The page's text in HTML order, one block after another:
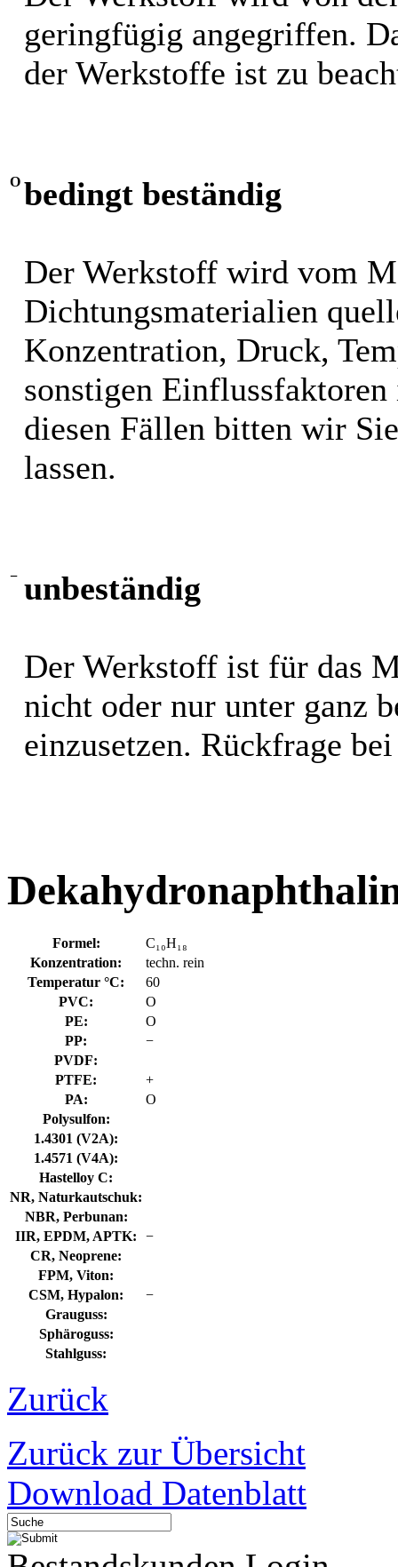
geringfügig angegriffen.
der Werkstoffe ist zu
O bedingt beständig
Der Werkstoff wird vom
Dichtungsmaterialien
Konzentration, Druck,
sonstigen
diesen Fällen bitten wir
lassen.
− unbeständig
Der Werkstoff ist für das
nicht oder nur unter ganz
einzusetzen. Rückfrage
Formel:
C₁₀H₁₈
Konzentration:
techn. rein
Temperatur °C:
60
PVC:
O
PE:
O
PP:
−
PVDF:
PTFE:
+
PA:
O
Polysulfon:
1.4301 (V2A):
1.4571 (V4A):
Hastelloy C:
NR, Naturkautschuk:
NBR, Perbunan:
IIR, EPDM, APTK:
−
CR, Neoprene:
FPM, Viton:
CSM, Hypalon:
−
Grauguss:
Sphäroguss:
Stahlguss:
Zurück
Zurück zur Übersicht
Download Datenblatt